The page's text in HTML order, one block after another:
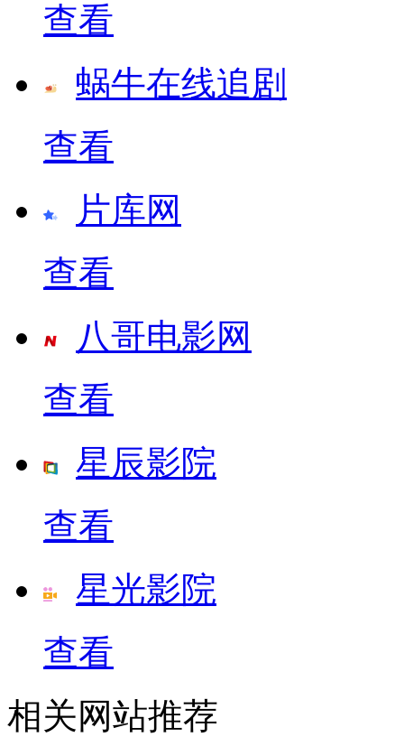
查看
蜗牛在线追剧
查看
片库网
查看
八哥电影网
查看
星辰影院
查看
星光影院
查看
相关网站推荐